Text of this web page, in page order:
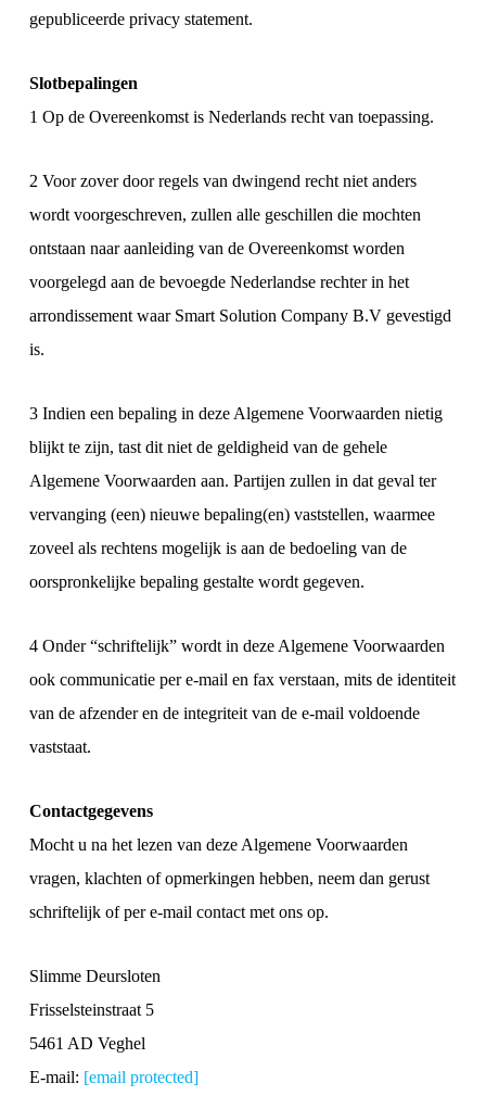
gepubliceerde privacy statement.
Slotbepalingen
1 Op de Overeenkomst is Nederlands recht van toepassing.
2 Voor zover door regels van dwingend recht niet anders
wordt voorgeschreven, zullen alle geschillen die mochten
ontstaan naar aanleiding van de Overeenkomst worden
voorgelegd aan de bevoegde Nederlandse rechter in het
arrondissement waar Smart Solution Company B.V gevestigd
is.
3 Indien een bepaling in deze Algemene Voorwaarden nietig
blijkt te zijn, tast dit niet de geldigheid van de gehele
Algemene Voorwaarden aan. Partijen zullen in dat geval ter
vervanging (een) nieuwe bepaling(en) vaststellen, waarmee
zoveel als rechtens mogelijk is aan de bedoeling van de
oorspronkelijke bepaling gestalte wordt gegeven.
4 Onder “schriftelijk” wordt in deze Algemene Voorwaarden
ook communicatie per e-mail en fax verstaan, mits de identiteit
van de afzender en de integriteit van de e-mail voldoende
vaststaat.
Contactgegevens
Mocht u na het lezen van deze Algemene Voorwaarden
vragen, klachten of opmerkingen hebben, neem dan gerust
schriftelijk of per e-mail contact met ons op.
Slimme Deursloten
Frisselsteinstraat 5
5461 AD Veghel
E-mail: [email protected]